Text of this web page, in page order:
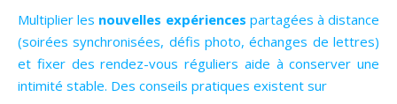
Multiplier les nouvelles expériences partagées à distance
(soirées synchronisées, défis photo, échanges de lettres)
et fixer des rendez-vous réguliers aide à conserver une
intimité stable. Des conseils pratiques existent sur